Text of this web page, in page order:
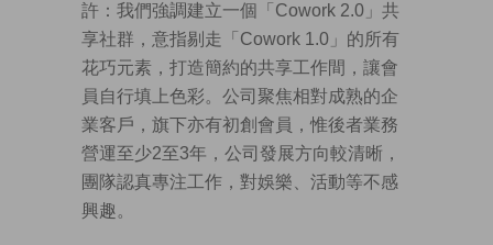
許：我們強調建立一個「Cowork 2.0」共
享社群，意指剔走「Cowork 1.0」的所有
花巧元素，打造簡約的共享工作間，讓會
員自行填上色彩。公司聚焦相對成熟的企
業客戶，旗下亦有初創會員，惟後者業務
營運至少2至3年，公司發展方向較清晰，
團隊認真專注工作，對娛樂、活動等不感
興趣。